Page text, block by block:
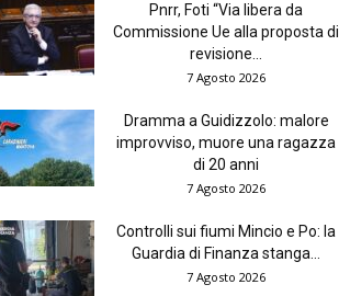
Pnrr, Foti “Via libera da
Commissione Ue alla proposta di
revisione...
7 Agosto 2026
Dramma a Guidizzolo: malore
improvviso, muore una ragazza
di 20 anni
7 Agosto 2026
Controlli sui fiumi Mincio e Po: la
Guardia di Finanza stanga...
7 Agosto 2026